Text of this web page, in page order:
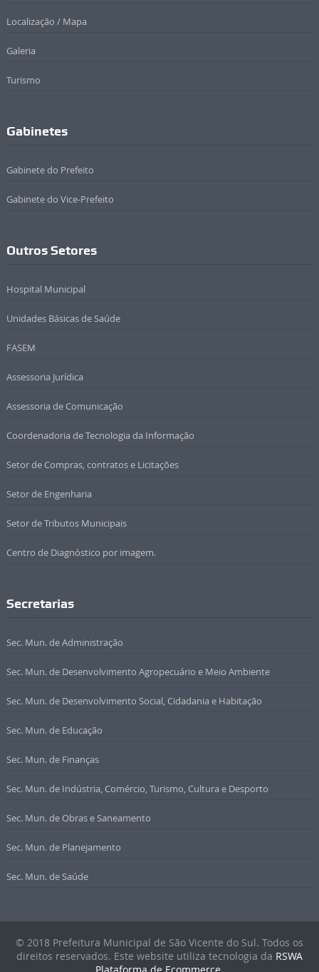
Localização / Mapa
Galeria
Turismo
Gabinetes
Gabinete do Prefeito
Gabinete do Vice-Prefeito
Outros Setores
Hospital Municipal
Unidades Básicas de Saúde
FASEM
Assessoria Jurídica
Assessoria de Comunicação
Coordenadoria de Tecnologia da Informação
Setor de Compras, contratos e Licitações
Setor de Engenharia
Setor de Tributos Municipais
Centro de Diagnóstico por imagem.
Secretarias
Sec. Mun. de Administração
Sec. Mun. de Desenvolvimento Agropecuário e Meio Ambiente
Sec. Mun. de Desenvolvimento Social, Cidadania e Habitação
Sec. Mun. de Educação
Sec. Mun. de Finanças
Sec. Mun. de Indústria, Comércio, Turismo, Cultura e Desporto
Sec. Mun. de Obras e Saneamento
Sec. Mun. de Planejamento
Sec. Mun. de Saúde
© 2018 Prefeitura Municipal de São Vicente do Sul. Todos os
direitos reservados. Este website utiliza tecnologia da RSWA